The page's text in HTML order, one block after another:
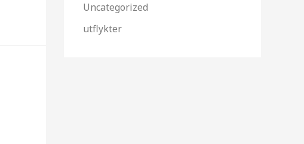
Uncategorized
utflykter